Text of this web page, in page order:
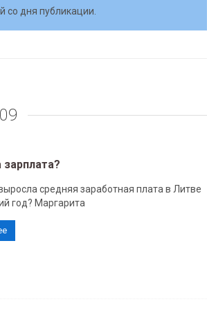
со дня публикации.
зарплата?
средняя заработная плата в Литве
год? Маргарита